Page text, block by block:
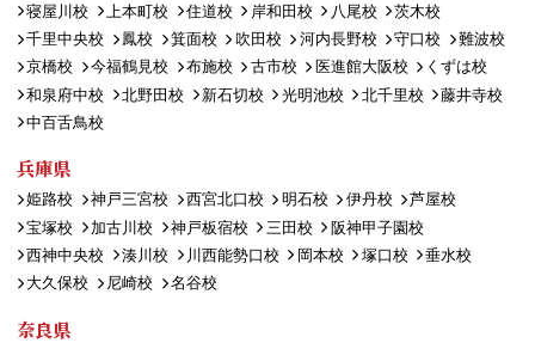
寝屋川校
上本町校 住道校 岸和田校 八尾校
茨木校
千里中央校
鳳校 箕面校 吹田校 河内長野校 守口校
難波校
京橋校
今福鶴見校 布施校 古市校 医進館大阪校
くずは校
和泉府中校
北野田校 新石切校 光明池校 北千里校
藤井寺校
中百舌鳥校
兵庫県
姫路校 神戸三宮校 西宮北口校 明石校 伊丹校
芦屋校
宝塚校
加古川校 神戸板宿校 三田校
阪神甲子園校
西神中央校
湊川校 川西能勢口校 岡本校 塚口校
垂水校
大久保校
尼崎校 名谷校
奈良県